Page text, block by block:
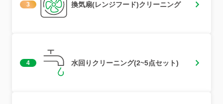
3 換気扇(レンジフード)クリーニング
4 水回りクリーニング(2~5点セット)